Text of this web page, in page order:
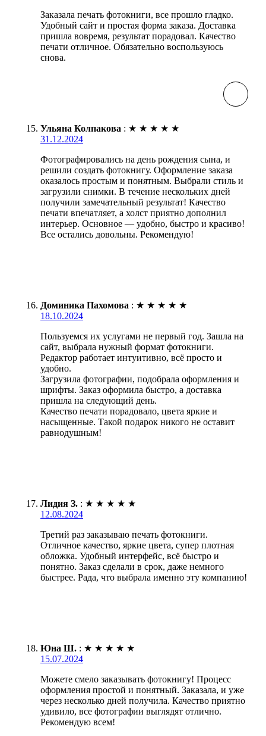
Заказала печать фотокниги, все прошло гладко.
Удобный сайт и простая форма заказа. Доставка
пришла вовремя, результат порадовал. Качество
печати отличное. Обязательно воспользуюсь
снова.
Ульяна Колпакова : ★ ★ ★ ★ ★
31.12.2024
Фотографировались на день рождения сына, и
решили создать фотокнигу. Оформление заказа
оказалось простым и понятным. Выбрали стиль и
загрузили снимки. В течение нескольких дней
получили замечательный результат! Качество
печати впечатляет, а холст приятно дополнил
интерьер. Основное — удобно, быстро и красиво!
Все остались довольны. Рекомендую!
Доминика Пахомова : ★ ★ ★ ★ ★
18.10.2024
Пользуемся их услугами не первый год. Зашла на
сайт, выбрала нужный формат фотокниги.
Редактор работает интуитивно, всё просто и
удобно.
Загрузила фотографии, подобрала оформления и
шрифты. Заказ оформила быстро, а доставка
пришла на следующий день.
Качество печати порадовало, цвета яркие и
насыщенные. Такой подарок никого не оставит
равнодушным!
Лидия З. : ★ ★ ★ ★ ★
12.08.2024
Третий раз заказываю печать фотокниги.
Отличное качество, яркие цвета, супер плотная
обложка. Удобный интерфейс, всё быстро и
понятно. Заказ сделали в срок, даже немного
быстрее. Рада, что выбрала именно эту компанию!
Юна Ш. : ★ ★ ★ ★ ★
15.07.2024
Можете смело заказывать фотокнигу! Процесс
оформления простой и понятный. Заказала, и уже
через несколько дней получила. Качество приятно
удивило, все фотографии выглядят отлично.
Рекомендую всем!